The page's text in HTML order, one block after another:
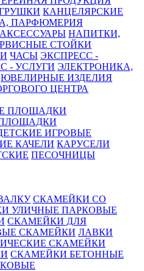
КАНЦЕЛЯРСКИЕ
ПАРФЮМЕРИЯ
НАПИТКИ,
СТОЙКИ
ЧАСЫ ЭКСПРЕСС -
- УСЛУГИ ЭЛЕКТРОНИКА,
ЮВЕЛИРНЫЕ ИЗДЕЛИЯ
ЦЕНТРА
ИГРОВЫЕ
КАЧЕЛИ КАРУСЕЛИ
ПЕСОЧНИЦЫ
СКАМЕЙКИ СО
УЛИЧНЫЕ ПАРКОВЫЕ
СКАМЕЙКИ ДЛЯ
СКАМЕЙКИ ЛАВКИ
СКАМЕЙКИ
СКАМЕЙКИ БЕТОННЫЕ